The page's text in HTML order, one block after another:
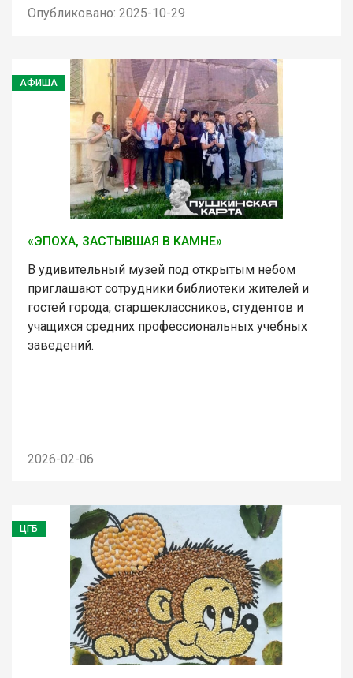
Опубликовано: 2025-10-29
АФИША
«ЭПОХА, ЗАСТЫВШАЯ В КАМНЕ»
В удивительный музей под открытым небом
приглашают сотрудники библиотеки жителей и
гостей города, старшеклассников, студентов и
учащихся средних профессиональных учебных
заведений.
2026-02-06
ЦГБ